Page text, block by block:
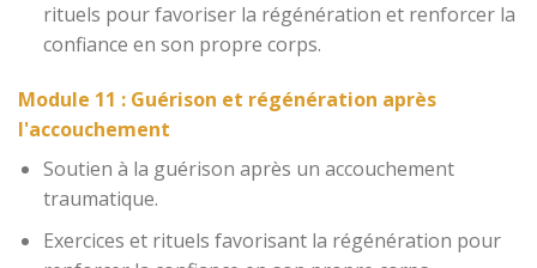
rituels pour favoriser la régénération et renforcer la
confiance en son propre corps.
Module 11 : Guérison et régénération après
l'accouchement
Soutien à la guérison après un accouchement
traumatique.
Exercices et rituels favorisant la régénération pour